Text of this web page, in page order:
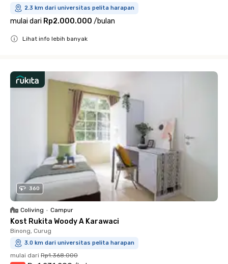
2.3 km dari universitas pelita harapan
mulai dari Rp2.000.000 /bulan
Lihat info lebih banyak
360
Coliving • Campur
Kost Rukita Woody A Karawaci
Binong, Curug
3.0 km dari universitas pelita harapan
mulai dari Rp1.368.000